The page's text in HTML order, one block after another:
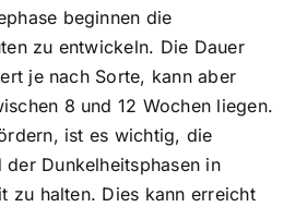
beginnen die
zu entwickeln. Die Dauer
je nach Sorte, kann aber
8 und 12 Wochen liegen.
ist es wichtig, die
der Dunkelheitsphasen in
zu halten. Dies kann erreicht